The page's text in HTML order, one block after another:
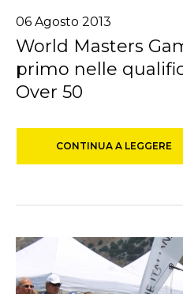
06 Agosto 2013
World Masters
primo nelle
Over 50
CONTINUA A LEGGERE